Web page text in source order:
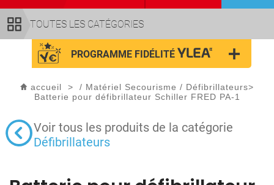
TOUTES LES CATÉGORIES
PROGRAMME FIDÉLITÉ
accueil > / Matériel Secourisme / Défibrillateurs>
Batterie pour défibrillateur Schiller FRED PA-1
Voir tous les produits de la catégorie
Défibrillateurs